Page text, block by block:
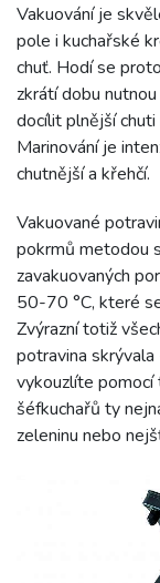
Vakuování je
pole i kuchařské
chuť. Hodí se
zkrátí dobu
docílit plnější
Marinování je
chutnější a křehčí.
Vakuované
pokrmů metodou
zavakuovaných
50-70 °C, které
Zvýrazní totiž
potravina skrývala
vykouzlíte pomocí
šéfkuchařů ty
zeleninu nebo